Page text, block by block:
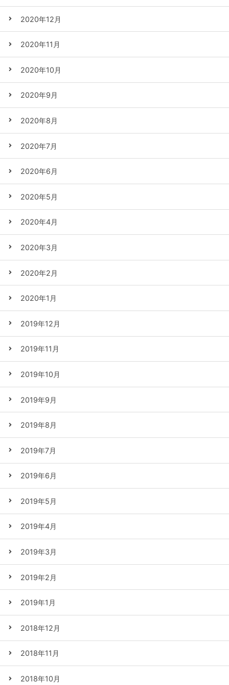
2020年12月
2020年11月
2020年10月
2020年9月
2020年8月
2020年7月
2020年6月
2020年5月
2020年4月
2020年3月
2020年2月
2020年1月
2019年12月
2019年11月
2019年10月
2019年9月
2019年8月
2019年7月
2019年6月
2019年5月
2019年4月
2019年3月
2019年2月
2019年1月
2018年12月
2018年11月
2018年10月